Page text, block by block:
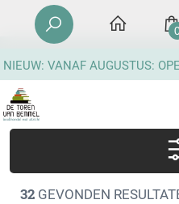
32GEVONDEN